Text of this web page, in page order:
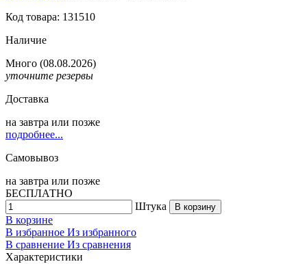
Код товара: 131510
Наличие
Много (08.08.2026)
уточните резервы
Доставка
на завтра или позже
подробнее...
Самовывоз
на завтра или позже
БЕСПЛАТНО
Штука
В корзину
В корзине
В избранное Из избранного
В сравнение Из сравнения
Характеристики